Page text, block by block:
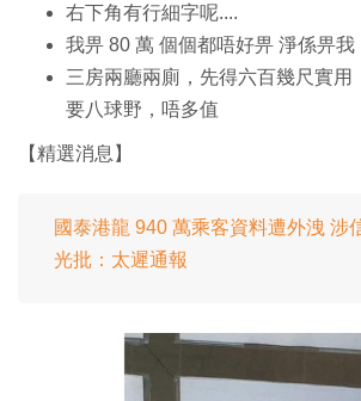
右下角有行細字呢....
我畀 80 萬 個個都唔好畀 淨係畀我
三房兩廳兩廁，先得六百幾尺實用
要八球野，唔多值
【精選消息】
國泰港龍 940 萬乘客資料遭外洩 涉
光批：太遲通報